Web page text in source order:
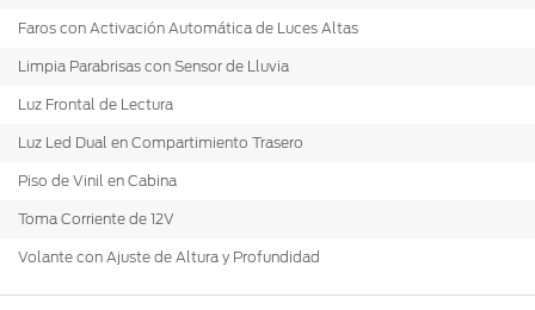
Faros con Activación Automática de Luces Altas
Limpia Parabrisas con Sensor de Lluvia
Luz Frontal de Lectura
Luz Led Dual en Compartimiento Trasero
Piso de Vinil en Cabina
Toma Corriente de 12V
Volante con Ajuste de Altura y Profundidad